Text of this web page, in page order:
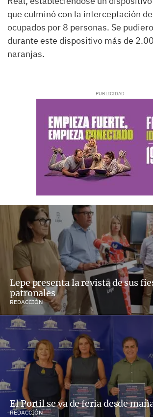
que culminó con la interceptación
ocupados por 8 personas. Se
durante este dispositivo más de
naranjas.
Lepe presenta la revista de sus
patronales
REDACCIÓN
El Portil se va de feria desde
REDACCIÓN